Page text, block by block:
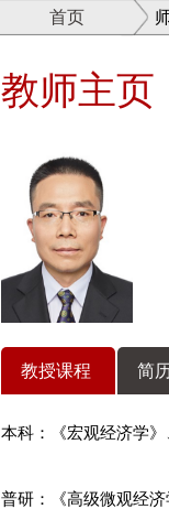
首页
教师主页
教授课程 简
本科：《宏观经济学
普研：《高级微观经